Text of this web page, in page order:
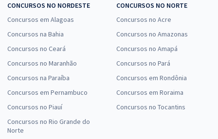
CONCURSOS NO NORDESTE
Concursos em Alagoas
Concursos na Bahia
Concursos no Ceará
Concursos no Maranhão
Concursos na Paraíba
Concursos em Pernambuco
Concursos no Piauí
Concursos no Rio Grande do
Norte
CONCURSOS NO NORTE
Concursos no Acre
Concursos no Amazonas
Concursos no Amapá
Concursos no Pará
Concursos em Rondônia
Concursos em Roraima
Concursos no Tocantins